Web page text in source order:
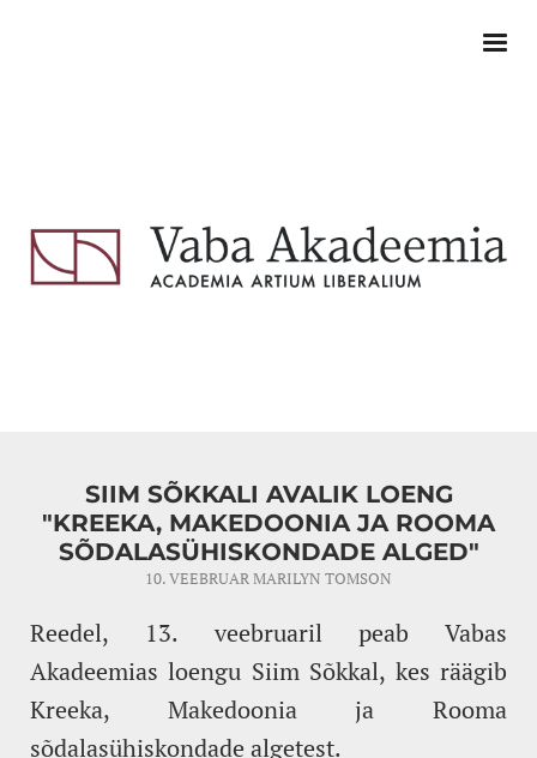
SIIM SÕKKALI AVALIK LOENG
"KREEKA, MAKEDOONIA JA ROOMA
SÕDALASÜHISKONDADE ALGED"
10. VEEBRUARMARILYN TOMSON
Reedel, 13. veebruaril peab Vabas
Akadeemias loengu Siim Sõkkal, kes räägib
Kreeka, Makedoonia ja Rooma
sõdalasühiskondade algetest.